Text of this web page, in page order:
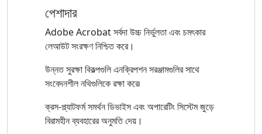
পেশাদার
Adobe Acrobat সর্বদা উচ্চ নির্ভুলতা এবং চমৎকার
লেআউট সংরক্ষণ নিশ্চিত করে।
উন্নত সুরক্ষা বিকল্পগুলি এনক্রিপশন সরঞ্জামগুলির সাথে
সংবেদনশীল নথিগুলিকে রক্ষা করে৷
ক্রস-প্ল্যাটফর্ম সমর্থন ডিভাইস এবং অপারেটিং সিস্টেম জুড়ে
বিরামহীন ব্যবহারের অনুমতি দেয়।